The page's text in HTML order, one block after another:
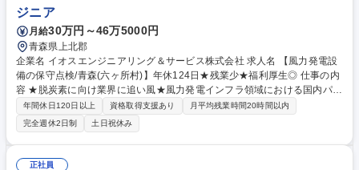
ジニア
月給30万円～46万5000円
青森県上北郡
企業名 イオスエンジニアリング＆サービス株式会社 求人名 【風力発電設
備の保守点検/青森(六ヶ所村)】年休124日★残業少★福利厚生◎ 仕事の内
容 ★脱炭素に向け業界に追い風★風力発電インフラ領域における国内パイ
オニアである当社にて、風力発電設備の保守･運営業務をお任せします。
(※管理業務のため、建物の改変を伴う実作業･業務は含みません） 【詳
細】■風力発電所にて、風車内の点検,消耗品･風車主幹部の大型品(ギアボ
ックス･軸受け等)の交換など、電気や機械に関する作業■保守･運営業務:毎
月の巡視,定期点検,故障対応,補修,交換■建設･撤去:ブレードの補修･修繕
年間休日120日以上 資格取得支援あり
月平均残業時間20時間以内
完全週休2日制
土日祝休み
正社員